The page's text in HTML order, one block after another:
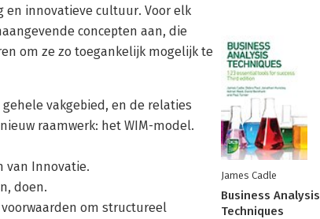
innovatieve cultuur. Voor elk
concepten aan, die
om ze zo toegankelijk mogelijk te
vakgebied, en de relaties
raamwerk: het WIM-model.
van Innovatie.
doen.
om structureel
James Cadle
Business Analysis
Techniques